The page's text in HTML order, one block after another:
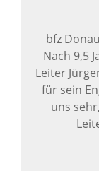
bfz
Nach 9,5
Leiter
für sein
uns